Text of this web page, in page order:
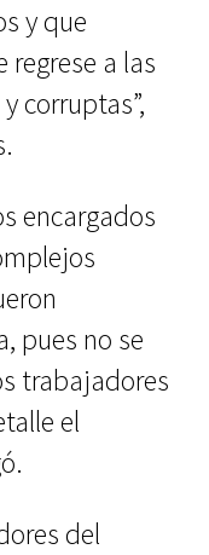
y que
regrese a las
corruptas”,
encargados
pues no se
trabajadores
el
del